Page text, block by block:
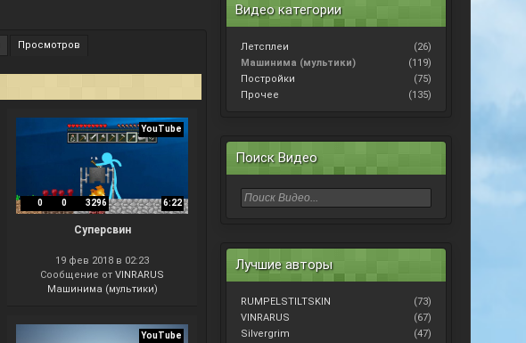
Просмотров
YouTube
0 0 3296 6:22
Суперсвин
19 фев 2018 в 02:23
Сообщение отVINRARUS
Машинима (мультики)
YouTube
Видео категории
Летсплеи
(26)
Машинима (мультики)
(119)
Постройки
(75)
Прочее
(135)
Поиск Видео
Лучшие авторы
RUMPELSTILTSKIN
(73)
VINRARUS
(67)
Silvergrim
(47)